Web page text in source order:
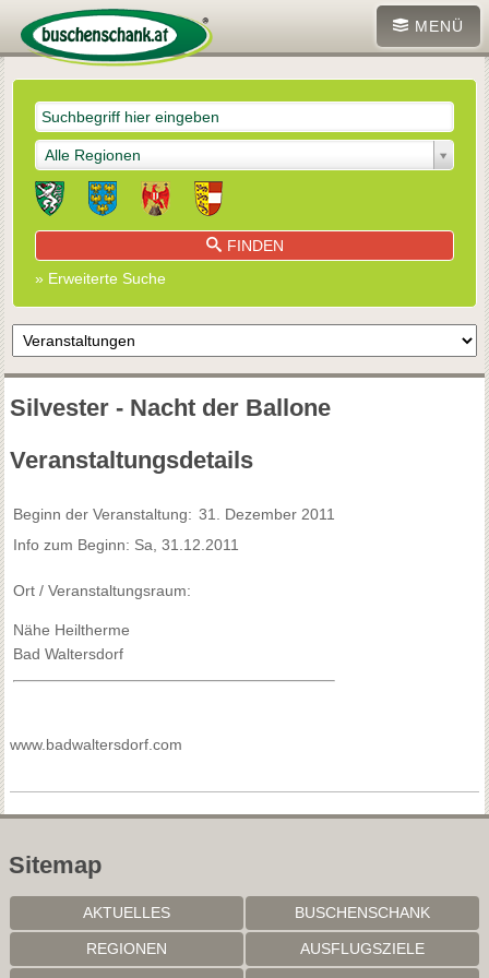
MENÜ
Alle Regionen
FINDEN
» Erweiterte Suche
Silvester - Nacht der Ballone
Veranstaltungsdetails
Beginn der Veranstaltung: 31. Dezember 2011
Info zum Beginn: Sa, 31.12.2011
Ort / Veranstaltungsraum:
Nähe Heiltherme
Bad Waltersdorf
www.badwaltersdorf.com
Sitemap
AKTUELLES BUSCHENSCHANK
REGIONEN AUSFLUGSZIELE